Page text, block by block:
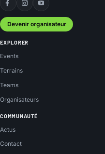
Facebook
Instagram
YouTube
Devenir organisateur
EXPLORER
Events
Terrains
Teams
Organisateurs
COMMUNAUTÉ
Actus
Contact